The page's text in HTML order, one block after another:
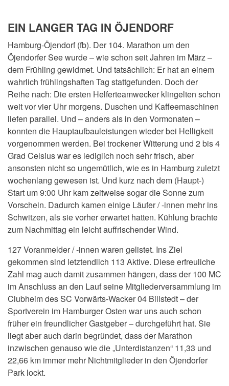
EIN LANGER TAG IN ÖJENDORF
Hamburg-Öjendorf (fb). Der 104. Marathon um den
Öjendorfer See wurde – wie schon seit Jahren im März –
dem Frühling gewidmet. Und tatsächlich: Er hat an einem
wahrlich frühlingshaften Tag stattgefunden. Doch der
Reihe nach: Die ersten Helferteamwecker klingelten schon
weit vor vier Uhr morgens. Duschen und Kaffeemaschinen
liefen parallel. Und – anders als in den Vormonaten –
konnten die Hauptaufbauleistungen wieder bei Helligkeit
vorgenommen werden. Bei trockener Witterung und 2 bis 4
Grad Celsius war es lediglich noch sehr frisch, aber
ansonsten nicht so ungemütlich, wie es in Hamburg zuletzt
wochenlang gewesen ist. Und kurz nach dem (Haupt-)
Start um 9:00 Uhr kam zeitweise sogar die Sonne zum
Vorschein. Dadurch kamen einige Läufer / -innen mehr ins
Schwitzen, als sie vorher erwartet hatten. Kühlung brachte
zum Nachmittag ein leicht auffrischender Wind.
127 Voranmelder / -innen waren gelistet. Ins Ziel
gekommen sind letztendlich 113 Aktive. Diese erfreuliche
Zahl mag auch damit zusammen hängen, dass der 100 MC
im Anschluss an den Lauf seine Mitgliederversammlung im
Clubheim des SC Vorwärts-Wacker 04 Billstedt – der
Sportverein im Hamburger Osten war uns auch schon
früher ein freundlicher Gastgeber – durchgeführt hat. Sie
liegt aber auch darin begründet, dass der Marathon
inzwischen genauso wie die „Unterdistanzen“ 11,33 und
22,66 km immer mehr Nichtmitglieder in den Öjendorfer
Park lockt.